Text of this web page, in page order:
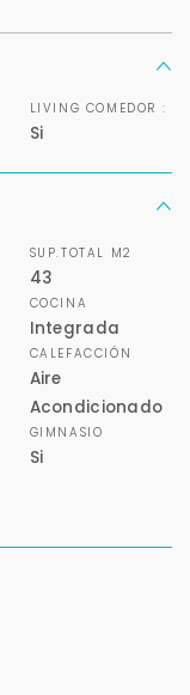
LIVING COMEDOR :
Si
SUP.TOTAL M2
43
COCINA
Integrada
CALEFACCIÓN
Aire
Acondicionado
GIMNASIO
Si